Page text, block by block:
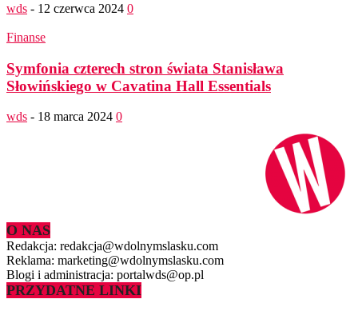
wds - 12 czerwca 2024 0
Finanse
Symfonia czterech stron świata Stanisława
Słowińskiego w Cavatina Hall Essentials
wds - 18 marca 2024 0
O NAS
Redakcja: redakcja@wdolnymslasku.com
Reklama: marketing@wdolnymslasku.com
Blogi i administracja: portalwds@op.pl
PRZYDATNE LINKI